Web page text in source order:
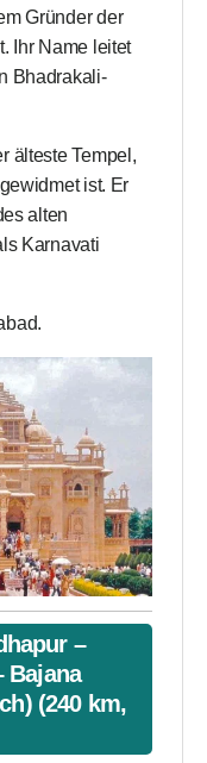
Gründer der
Ihr Name leitet
Bhadrakali-
älteste Tempel,
ist. Er
alten
Karnavati
–
Bajana
(240 km,